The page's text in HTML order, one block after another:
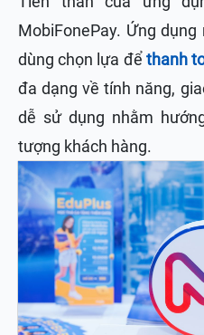
MobiFonePay. Ứng
dùng chọn lựa đểthanh
đa dạng về tính năng,
dễ sử dụng nhằm
tượng khách hàng.